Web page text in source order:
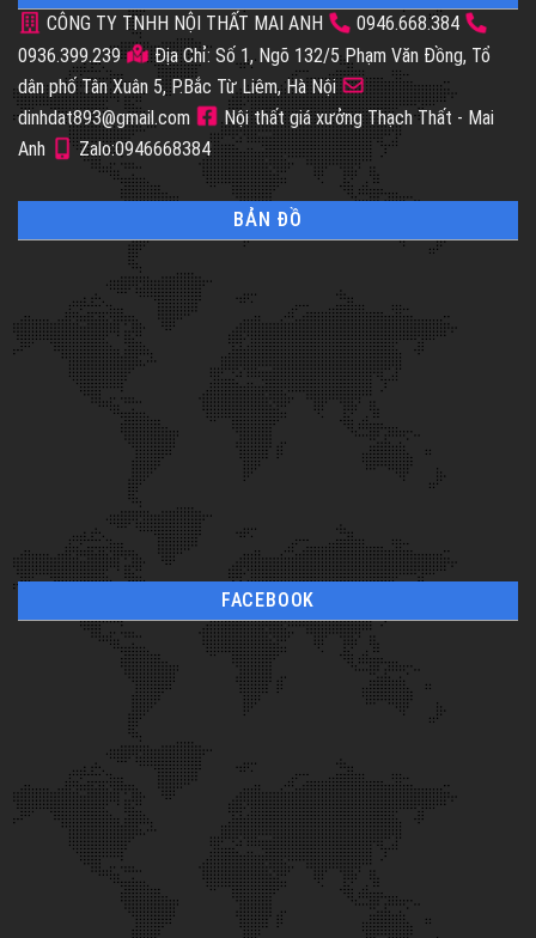
CÔNG TY TNHH NỘI THẤT MAI ANH
0946.668.384
0936.399.239
Địa Chỉ: Số 1, Ngõ 132/5 Phạm Văn Đồng, Tổ
dân phố Tân Xuân 5, P.Bắc Từ Liêm, Hà Nội
dinhdat893@gmail.com
Nội thất giá xưởng Thạch Thất - Mai
Anh
Zalo:0946668384
BẢN ĐỒ
FACEBOOK